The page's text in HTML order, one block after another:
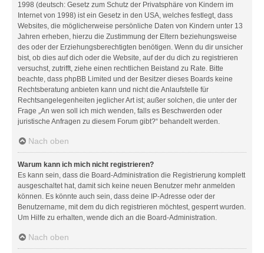
1998 (deutsch: Gesetz zum Schutz der Privatsphäre von Kindern im
Internet von 1998) ist ein Gesetz in den USA, welches festlegt, dass
Websites, die möglicherweise persönliche Daten von Kindern unter 13
Jahren erheben, hierzu die Zustimmung der Eltern beziehungsweise
des oder der Erziehungsberechtigten benötigen. Wenn du dir unsicher
bist, ob dies auf dich oder die Website, auf der du dich zu registrieren
versuchst, zutrifft, ziehe einen rechtlichen Beistand zu Rate. Bitte
beachte, dass phpBB Limited und der Besitzer dieses Boards keine
Rechtsberatung anbieten kann und nicht die Anlaufstelle für
Rechtsangelegenheiten jeglicher Art ist; außer solchen, die unter der
Frage „An wen soll ich mich wenden, falls es Beschwerden oder
juristische Anfragen zu diesem Forum gibt?“ behandelt werden.
Nach oben
Warum kann ich mich nicht registrieren?
Es kann sein, dass die Board-Administration die Registrierung komplett
ausgeschaltet hat, damit sich keine neuen Benutzer mehr anmelden
können. Es könnte auch sein, dass deine IP-Adresse oder der
Benutzername, mit dem du dich registrieren möchtest, gesperrt wurden.
Um Hilfe zu erhalten, wende dich an die Board-Administration.
Nach oben